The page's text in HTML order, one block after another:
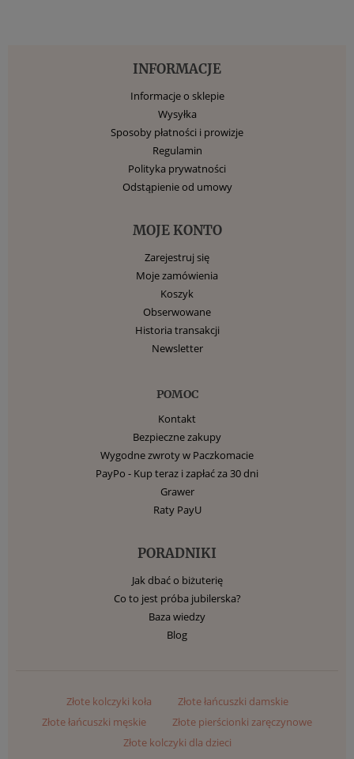
INFORMACJE
Informacje o sklepie
Wysyłka
Sposoby płatności i prowizje
Regulamin
Polityka prywatności
Odstąpienie od umowy
MOJE KONTO
Zarejestruj się
Moje zamówienia
Koszyk
Obserwowane
Historia transakcji
Newsletter
POMOC
Kontakt
Bezpieczne zakupy
Wygodne zwroty w Paczkomacie
PayPo - Kup teraz i zapłać za 30 dni
Grawer
Raty PayU
PORADNIKI
Jak dbać o biżuterię
Co to jest próba jubilerska?
Baza wiedzy
Blog
Złote kolczyki koła
Złote łańcuszki damskie
Złote łańcuszki męskie
Złote pierścionki zaręczynowe
Złote kolczyki dla dzieci